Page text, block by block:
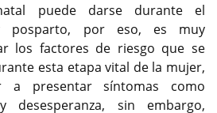
puede darse durante el
posparto, por eso, es muy
los factores de riesgo que se
esta etapa vital de la mujer,
a presentar síntomas como
desesperanza, sin embargo,